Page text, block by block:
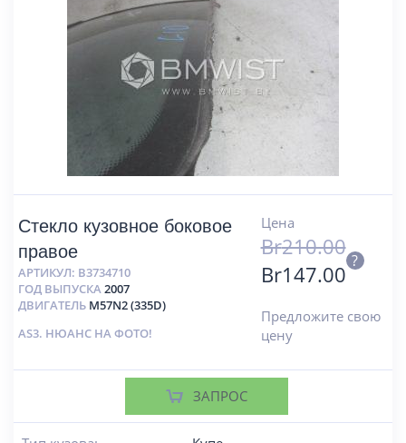
Стекло кузовное боковое
правое
АРТИКУЛ: B3734710
ГОД ВЫПУСКА2007
ДВИГАТЕЛЬ M57N2 (335D)
AS3. НЮАНС НА ФОТО!
Цена
Br210.00
Br147.00
?
Предложите свою
цену
ЗАПРОС